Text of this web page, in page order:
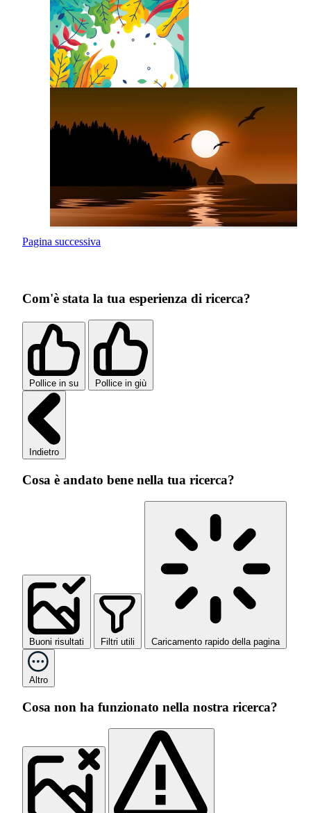
Pagina successiva
Com'è stata la tua esperienza di ricerca?
Pollice in su Pollice in giù
Indietro
Cosa è andato bene nella tua ricerca?
Buoni risultati Filtri utili Caricamento rapido della pagina
Altro
Cosa non ha funzionato nella nostra ricerca?